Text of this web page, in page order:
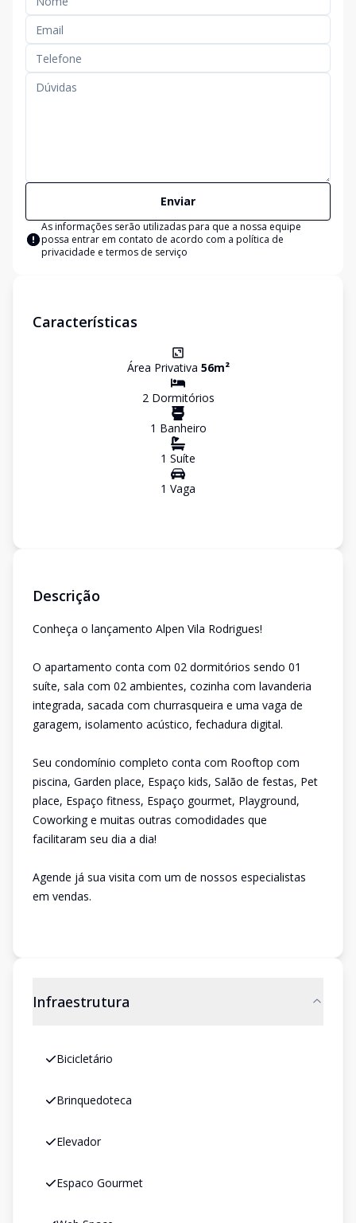
Enviar
As informações serão utilizadas para que a nossa equipe
possa entrar em contato de acordo com a política de
privacidade e termos de serviço
Características
Área Privativa 56m²
2Dormitórios
1 Banheiro
1 Suíte
1 Vaga
Descrição
Conheça o lançamento Alpen Vila Rodrigues!
O apartamento conta com 02 dormitórios sendo 01
suíte, sala com 02 ambientes, cozinha com lavanderia
integrada, sacada com churrasqueira e uma vaga de
garagem, isolamento acústico, fechadura digital.
Seu condomínio completo conta com Rooftop com
piscina, Garden place, Espaço kids, Salão de festas, Pet
place, Espaço fitness, Espaço gourmet, Playground,
Coworking e muitas outras comodidades que
facilitaram seu dia a dia!
Agende já sua visita com um de nossos especialistas
em vendas.
Infraestrutura
Bicicletário
Brinquedoteca
Elevador
Espaco Gourmet